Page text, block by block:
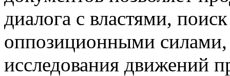
диалога с властями,
оппозиционными силами,
исследования движений